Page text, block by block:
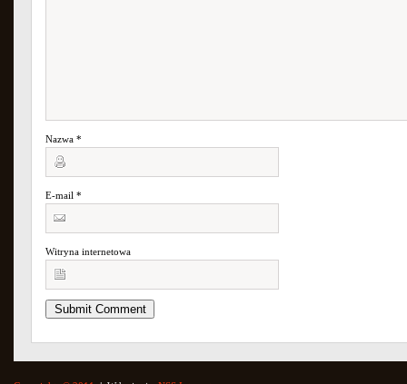
Nazwa *
E-mail *
Witryna internetowa